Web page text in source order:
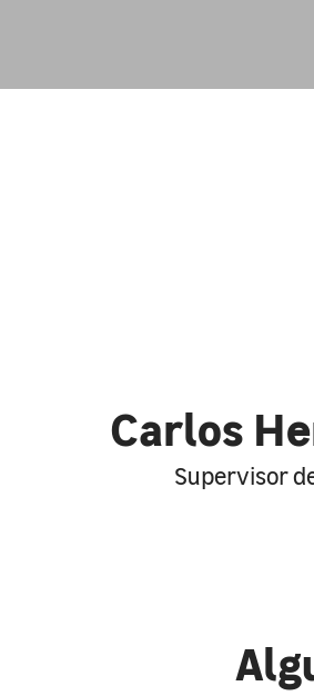
Carlos
Supervisor